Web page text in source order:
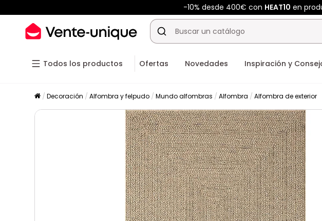
-10% desde 400€ con HEAT10 en
Todos los productos Ofertas Novedades Inspiración y
Decoración Alfombra y felpudo Mundo alfombras Alfombra Alfombra de exterior